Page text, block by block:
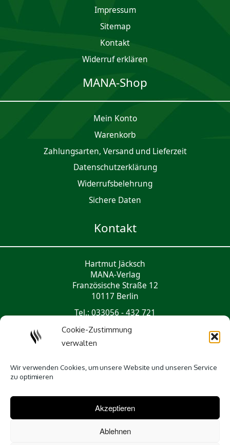
Cookie-Zustimmung
verwalten
Wir verwenden Cookies, um unsere Website und unseren Service
zu optimieren
Akzeptieren
Ablehnen
Impres­sum
Sitemap
Kontakt
Widerruf erklären
MANA-Shop
Mein Konto
Waren­korb
Zahlungsarten, Versand und Lieferzeit
Daten­schutz­er­klärung
Widerrufsbelehrung
Sichere Daten
Kontakt
Hartmut Jäcksch
MANA-Verlag
Französische Straße 12
10117 Berlin
Tel.: 033056 - 432 721
Social Media